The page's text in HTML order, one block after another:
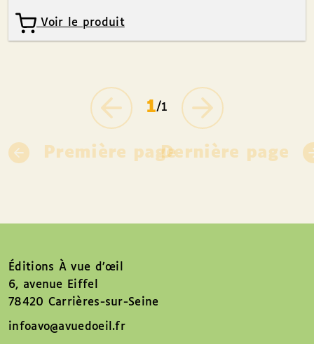
Voir le produit
Première page
1/1
Dernière page
Éditions À vue d’œil
6, avenue Eiffel
78420 Carrières-sur-Seine
infoavo@avuedoeil.fr